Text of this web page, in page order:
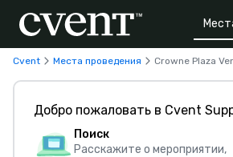
Cvent Места проведения Crowne Plaza
Добро пожаловать в Cvent
Поиск
Расскажите о мероприятии,